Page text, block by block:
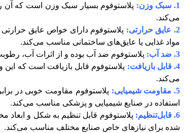
1. سبک وزن:
پلاستوفوم بسیار سبک وزن است که آن
می‌کند.
2. عایق حرارتی:
پلاستوفوم دارای خواص عایق
مواد غذایی یا عایق‌های ساختمانی مناسب می‌کند.
3. ضد آب:
پلاستوفوم ضد آب بوده و از اثرات آب،
4. قابل بازیافت:
پلاستوفوم قابل بازیافت است که
می‌کند.
5. مقاومت شیمیایی:
پلاستوفوم مقاومت خوبی در
استفاده در صنایع شیمیایی و پزشکی مناسب می‌کند.
6. قابل‌تنظیم:
پلاستوفوم قابل تنظیم به شکل و
شده برای نیازهای خاص صنایع مختلف مناسب می‌کند.